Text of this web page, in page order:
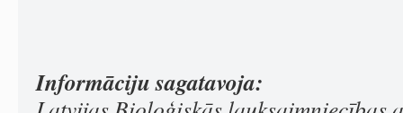
Informāciju sagatavoja: